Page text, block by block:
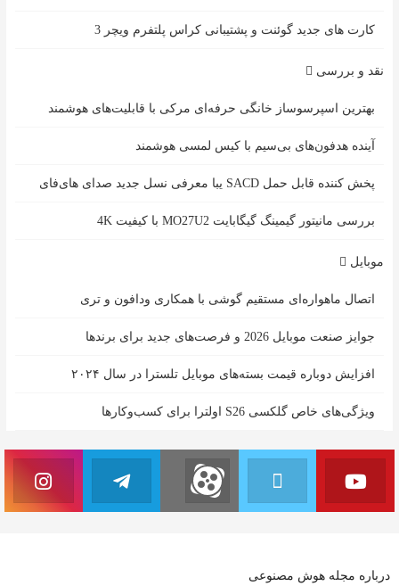
کارت های جدید گوئنت و پشتیبانی کراس پلتفرم ویچر 3
نقد و بررسی
بهترین اسپرسوساز خانگی حرفه‌ای مرکی با قابلیت‌های هوشمند
آینده هدفون‌های بی‌سیم با کیس لمسی هوشمند
پخش کننده قابل حمل SACD یبا معرفی نسل جدید صدای های‌فای
بررسی مانیتور گیمینگ گیگابایت MO27U2 با کیفیت 4K
موبایل
اتصال ماهواره‌ای مستقیم گوشی‌ با همکاری ودافون و تری
جوایز صنعت موبایل 2026 و فرصت‌های جدید برای برندها
افزایش دوباره قیمت بسته‌های موبایل تلسترا در سال ۲۰۲۴
ویژگی‌های خاص گلکسی S26 اولترا برای کسب‌وکارها
درباره مجله هوش مصنوعی